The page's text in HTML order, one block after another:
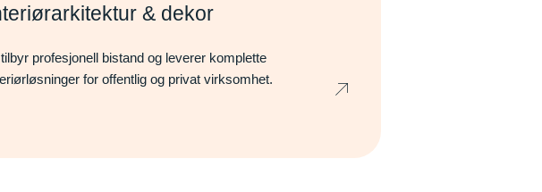
& dekor
profesjonell bistand og leverer komplette
for offentlig og privat virksomhet.